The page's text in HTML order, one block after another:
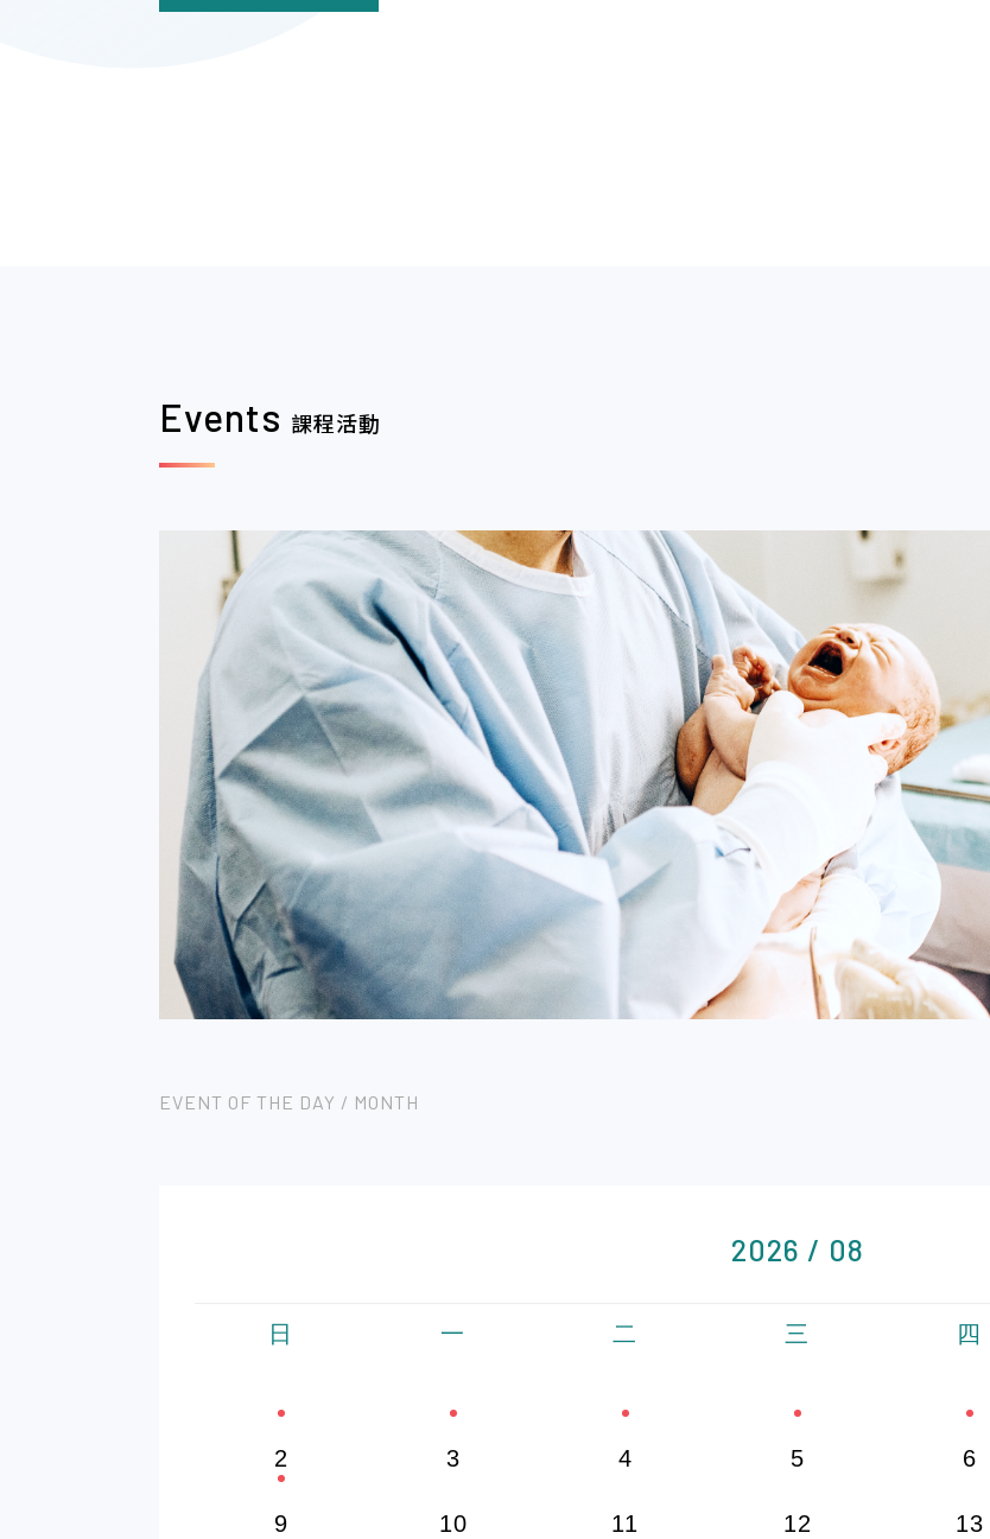
Events 課程活動
EVENT OF THE DAY / MONTH
2026 / 08
日 一 二 三 四
2 3 4 5 6
9 10 11 12 13